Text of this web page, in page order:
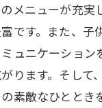
メニューが充
です。また、
ュニケーショ
ります。そして
素敵なひととき